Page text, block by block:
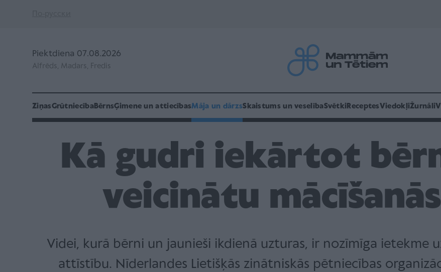
Piektdiena 07.08.2026
Alfrēds, Madars, Fredis
ZiņasGrūtniecībaBērnsĢimene un attiecībasMāja un dārzsSkaistums un veselībaSvētki ReceptesViedokļiŽurnāli
Kā gudri iekārtot
veicinātu
Videi, kurā bērni un jaunieši ikdienā uzturas, ir nozīmīga ietekme
attīstību. Nīderlandes Lietišķās zinātniskās pētniecības